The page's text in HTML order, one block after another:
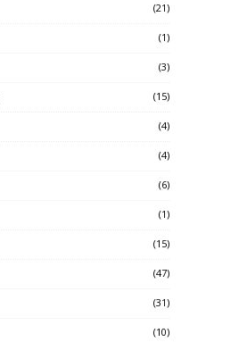
(21)
(1)
(3)
(15)
(4)
(4)
(6)
(1)
(15)
(47)
(31)
(10)